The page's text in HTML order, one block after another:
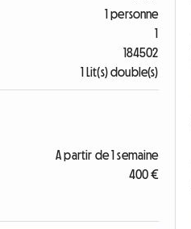
1 personne
1
184502
1 Lit(s) double(s)
A partir de 1 semaine
400 €